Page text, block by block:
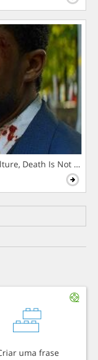
Death Is Not The
uma frase